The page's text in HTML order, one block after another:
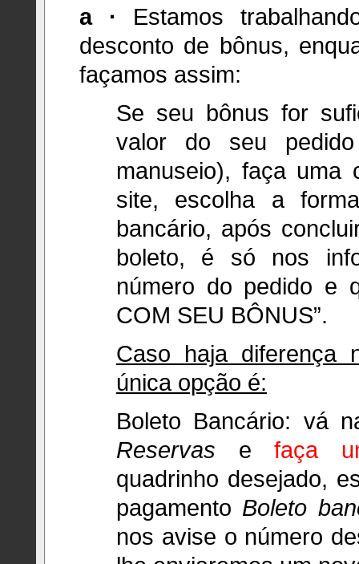
a
·
Estamos
desconto de bônus,
façamos assim:
Se seu bônus for
valor do seu
manuseio), faça uma
site, escolha a
bancário, após
boleto, é só nos
número do pedido e
COM SEU BÔNUS”.
Caso haja diferença
única opção é:
Boleto Bancário: vá
Reservas e faça
quadrinho desejado,
pagamento Boleto
nos avise o número